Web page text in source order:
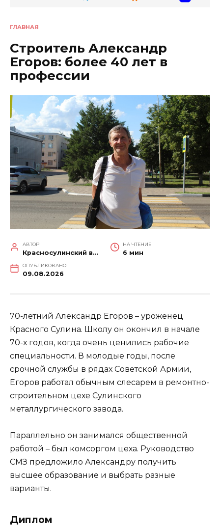
ГЛАВНАЯ
Строитель Александр
Егоров: более 40 лет в
профессии
АВТОР
Красносулинский вестник
НА ЧТЕНИЕ
6 мин
ОПУБЛИКОВАНО
09.08.2026
70-летний Александр Егоров – уроженец
Красного Сулина. Школу он окончил в начале
70-х годов, когда очень ценились рабочие
специальности. В молодые годы, после
срочной службы в рядах Советской Армии,
Егоров работал обычным слесарем в ремонтно-
строительном цехе Сулинского
металлургического завода.
Параллельно он занимался общественной
работой – был комсоргом цеха. Руководство
СМЗ предложило Александру получить
высшее образование и выбрать разные
варианты.
Диплом